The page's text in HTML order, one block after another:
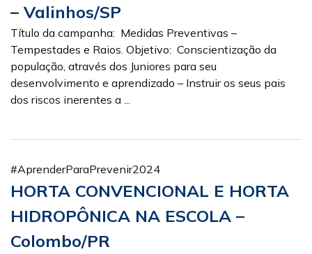
– Valinhos/SP
Título da campanha: Medidas Preventivas –
Tempestades e Raios. Objetivo: Conscientização da
população, através dos Juniores para seu
desenvolvimento e aprendizado – Instruir os seus pais
dos riscos inerentes a ...
#AprenderParaPrevenir2024
HORTA CONVENCIONAL E HORTA
HIDROPÔNICA NA ESCOLA –
Colombo/PR